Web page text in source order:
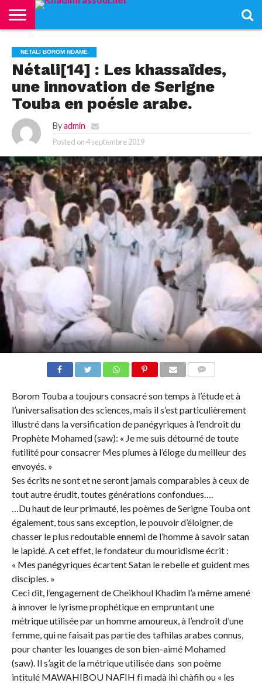
KHADIMRASSOUL
LE
MOURIDISME
ACTUALITÉS
CONTRIBUTIONS
PASS
–
PASS
NETALI
BOROM
NDAME
L’ISLAM
VIDÉOS
NETALI BOROM NDAME
Nétali[14] : Les khassaïdes,
une innovation de Serigne
Touba en poésie arabe.
By admin
Posted on4 septembre 2019
Borom Touba a toujours consacré son temps à l’étude et à
l’universalisation des sciences, mais il s’est particulièrement
illustré dans la versification de panégyriques à l’endroit du
Prophète Mohamed (saw): « Je me suis détourné de toute
futilité pour consacrer Mes plumes à l’éloge du meilleur des
envoyés. »
Ses écrits ne sont et ne seront jamais comparables à ceux de
tout autre érudit, toutes générations confondues….
…Du haut de leur primauté, les poèmes de Serigne Touba ont
également, tous sans exception, le pouvoir d’éloigner, de
chasser le plus redoutable ennemi de l’homme à savoir satan
le lapidé. A cet effet, le fondateur du mouridisme écrit :
« Mes panégyriques écartent Satan le rebelle et guident mes
disciples. »
Ceci dit, l’engagement de Cheikhoul Khadim l’a même amené
à innover le lyrisme prophétique en empruntant une
métrique utilisée par un homme amoureux, à l’endroit d’une
femme, qui ne faisait pas partie des tafhilas arabes connus,
pour chanter les louanges de son bien-aimé Mohamed
(saw). Il s’agit de la métrique utilisée dans son poème
intitulé MAWAHIBOU NAFIH fì madà ihi chàfih ou « les